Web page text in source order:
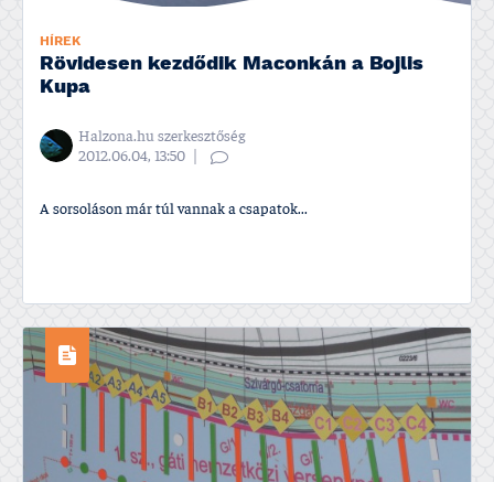
HÍREK
Rövidesen kezdődik Maconkán a Bojlis
Kupa
Halzona.hu szerkesztőség
2012.06.04, 13:50
A sorsoláson már túl vannak a csapatok...